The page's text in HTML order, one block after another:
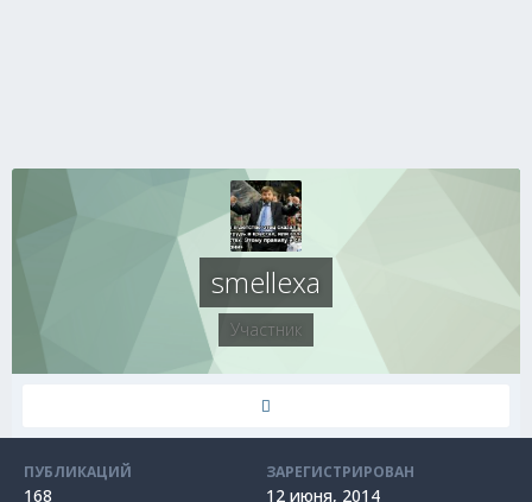
smellexa
Участник
ПУБЛИКАЦИЙ
168
ЗАРЕГИСТРИРОВАН
12 июня, 2014